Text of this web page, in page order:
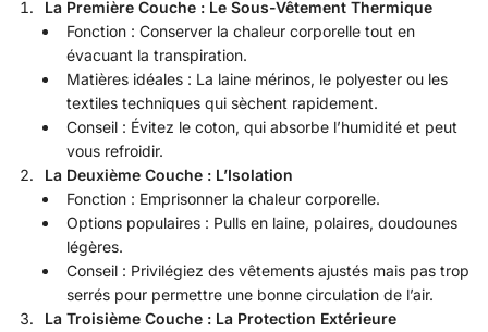
La Première Couche : Le Sous-Vêtement Thermique
Fonction : Conserver la chaleur corporelle tout en
évacuant la transpiration.
Matières idéales : La laine mérinos, le polyester ou les
textiles techniques qui sèchent rapidement.
Conseil : Évitez le coton, qui absorbe l’humidité et peut
vous refroidir.
La Deuxième Couche : L’Isolation
Fonction : Emprisonner la chaleur corporelle.
Options populaires : Pulls en laine, polaires, doudounes
légères.
Conseil : Privilégiez des vêtements ajustés mais pas trop
serrés pour permettre une bonne circulation de l’air.
La Troisième Couche : La Protection Extérieure